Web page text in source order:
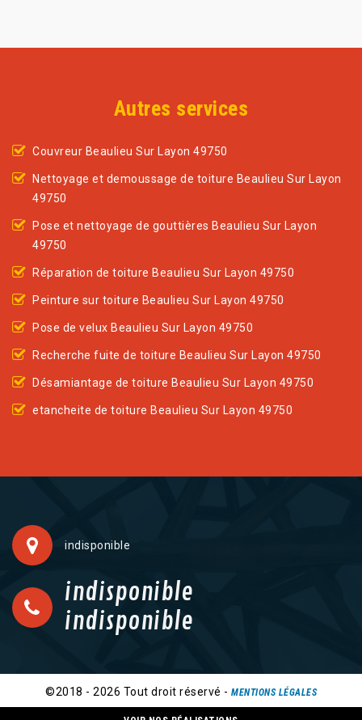
Autres services
Couvreur Beaulieu Sur Layon 49750
Nettoyage et demoussage de toiture Beaulieu Sur Layon
49750
Pose et nettoyage de gouttières Beaulieu Sur Layon
49750
Réparation de toiture Beaulieu Sur Layon 49750
Peinture sur toiture Beaulieu Sur Layon 49750
Pose de velux Beaulieu Sur Layon 49750
Recherche fuite de toiture Beaulieu Sur Layon 49750
Désamiantage de toiture Beaulieu Sur Layon 49750
etancheite de toiture Beaulieu Sur Layon 49750
indisponible
indisponible
indisponible
©2018 - 2026 Tout droit réservé - MENTIONS LÉGALES